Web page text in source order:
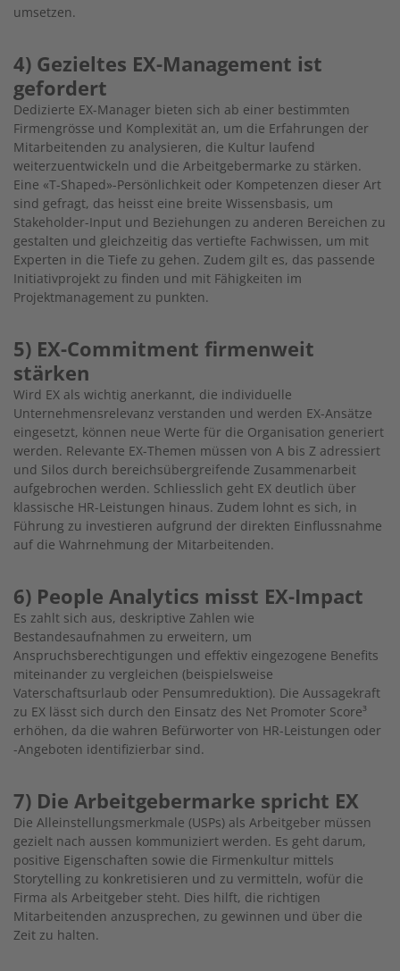
umsetzen.
4) Gezieltes EX-Management ist
gefordert
Dedizierte EX-Manager bieten sich ab einer bestimmten
Firmengrösse und Komplexität an, um die Erfahrungen der
Mitarbeitenden zu analysieren, die Kultur laufend
weiterzuentwickeln und die Arbeitgebermarke zu stärken.
Eine «T-Shaped»-Persönlichkeit oder Kompetenzen dieser Art
sind gefragt, das heisst eine breite Wissensbasis, um
Stakeholder-Input und Beziehungen zu anderen Bereichen zu
gestalten und gleichzeitig das vertiefte Fachwissen, um mit
Experten in die Tiefe zu gehen. Zudem gilt es, das passende
Initiativprojekt zu finden und mit Fähigkeiten im
Projektmanagement zu punkten.
5) EX-Commitment firmenweit
stärken
Wird EX als wichtig anerkannt, die individuelle
Unternehmensrelevanz verstanden und werden EX-Ansätze
eingesetzt, können neue Werte für die Organisation generiert
werden. Relevante EX-Themen müssen von A bis Z adressiert
und Silos durch bereichsübergreifende Zusammenarbeit
aufgebrochen werden. Schliesslich geht EX deutlich über
klassische HR-Leistungen hinaus. Zudem lohnt es sich, in
Führung zu investieren aufgrund der direkten Einflussnahme
auf die Wahrnehmung der Mitarbeitenden.
6) People Analytics misst EX-Impact
Es zahlt sich aus, deskriptive Zahlen wie
Bestandesaufnahmen zu erweitern, um
Anspruchsberechtigungen und effektiv eingezogene Benefits
miteinander zu vergleichen (beispielsweise
Vaterschaftsurlaub oder Pensumreduktion). Die Aussagekraft
zu EX lässt sich durch den Einsatz des Net Promoter Score³
erhöhen, da die wahren Befürworter von HR-Leistungen oder
-Angeboten identifizierbar sind.
7) Die Arbeitgebermarke spricht EX
Die Alleinstellungsmerkmale (USPs) als Arbeitgeber müssen
gezielt nach aussen kommuniziert werden. Es geht darum,
positive Eigenschaften sowie die Firmenkultur mittels
Storytelling zu konkretisieren und zu vermitteln, wofür die
Firma als Arbeitgeber steht. Dies hilft, die richtigen
Mitarbeitenden anzusprechen, zu gewinnen und über die
Zeit zu halten.